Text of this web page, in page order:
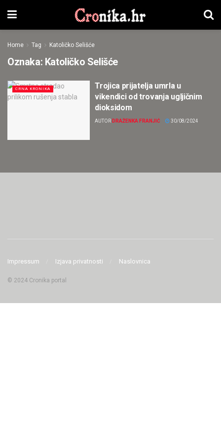
Home Tag Katoličko Selišće
Oznaka: Katoličko Selišće
CRNA KRONIKA
Trojica prijatelja umrla u
vikendici od trovanja ugljičnim
dioksidom
AUTOR DRAŽENKA FRANJIĆ 30/08/2024
Impressum Izjava privatnosti Naslovnica
© 2024 Cronika portal